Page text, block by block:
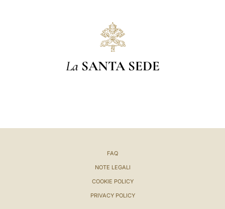
La SANTA SEDE
FAQ
NOTE LEGALI
COOKIE POLICY
PRIVACY POLICY